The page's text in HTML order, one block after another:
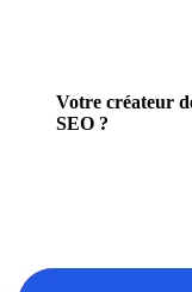
Votre créateur
SEO ?